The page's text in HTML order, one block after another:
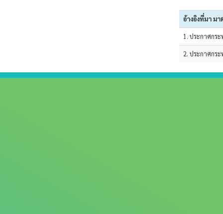
อ้างอิงที่มา ม
1. ประกาศกร
2. ประกาศกร